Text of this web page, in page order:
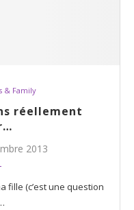
& Family
réellement
2013
fille (c’est une question